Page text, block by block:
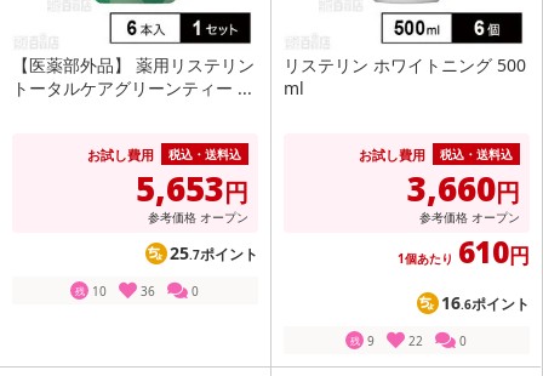
【医薬部外品】 薬用リステリン
トータルケアグリーンティー ...
お試し費用 税込・送料込
5,653円
参考価格 オープン
25.7ポイント
残 10 36 0
リステリン ホワイトニング 500
ml
お試し費用 税込・送料込
3,660円
参考価格 オープン
1個あたり 610円
16.6ポイント
残 9 22 0